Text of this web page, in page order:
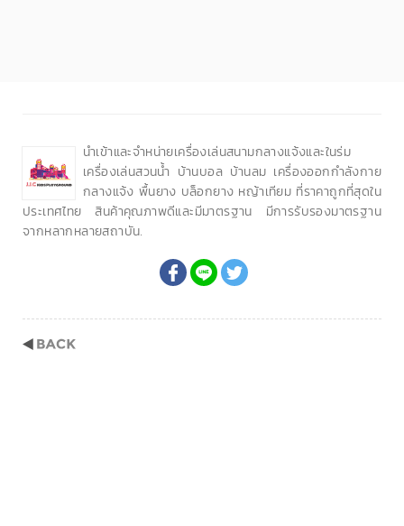
นำเข้าและจำหน่ายเครื่องเล่นสนามกลางแจ้งและในร่ม
เครื่องเล่นสวนน้ำ บ้านบอล บ้านลม เครื่องออกกำลังกาย
กลางแจ้ง พื้นยาง บล็อกยาง หญ้าเทียม ที่ราคาถูกที่สุดใน
ประเทศไทย สินค้าคุณภาพดีและมีมาตรฐาน มีการรับรองมาตรฐาน
จากหลากหลายสถาบัน.